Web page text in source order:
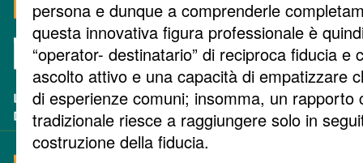
persona e dunque a comprenderle
questa innovativa figura professionale è
“operator- destinatario” di reciproca fiducia e
ascolto attivo e una capacità di empatizzare
di esperienze comuni; insomma, un rapporto
tradizionale riesce a raggiungere solo in
costruzione della fiducia.